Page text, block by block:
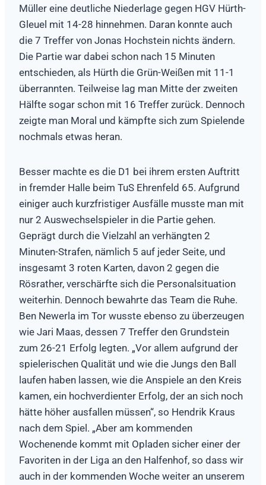
Müller eine deutliche Niederlage gegen HGV Hürth-
Gleuel mit 14-28 hinnehmen. Daran konnte auch
die 7 Treffer von Jonas Hochstein nichts ändern.
Die Partie war dabei schon nach 15 Minuten
entschieden, als Hürth die Grün-Weißen mit 11-1
überrannten. Teilweise lag man Mitte der zweiten
Hälfte sogar schon mit 16 Treffer zurück. Dennoch
zeigte man Moral und kämpfte sich zum Spielende
nochmals etwas heran.
Besser machte es die D1 bei ihrem ersten Auftritt
in fremder Halle beim TuS Ehrenfeld 65. Aufgrund
einiger auch kurzfristiger Ausfälle musste man mit
nur 2 Auswechselspieler in die Partie gehen.
Geprägt durch die Vielzahl an verhängten 2
Minuten-Strafen, nämlich 5 auf jeder Seite, und
insgesamt 3 roten Karten, davon 2 gegen die
Rösrather, verschärfte sich die Personalsituation
weiterhin. Dennoch bewahrte das Team die Ruhe.
Ben Newerla im Tor wusste ebenso zu überzeugen
wie Jari Maas, dessen 7 Treffer den Grundstein
zum 26-21 Erfolg legten. „Vor allem aufgrund der
spielerischen Qualität und wie die Jungs den Ball
laufen haben lassen, wie die Anspiele an den Kreis
kamen, ein hochverdienter Erfolg, der an sich noch
hätte höher ausfallen müssen“, so Hendrik Kraus
nach dem Spiel. „Aber am kommenden
Wochenende kommt mit Opladen sicher einer der
Favoriten in der Liga an den Halfenhof, so dass wir
auch in der kommenden Woche weiter an unserem